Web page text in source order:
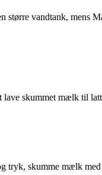
vandtank, mens
skummet mælk til
tryk, skumme mælk